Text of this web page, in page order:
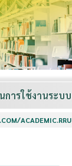
การใช้งานระบบ
ACADEMIC.RRU